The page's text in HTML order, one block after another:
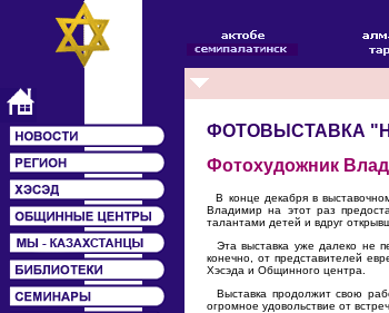
ФОТОВЫСТАВКА
Фотохудожник
В конце декабря в
Владимир на этот раз
талантами детей и вдруг
Эта выставка уже далеко не
конечно, от представителей
Хэсэда и Общинного центра.
Выставка продолжит свою
огромное удовольствие от